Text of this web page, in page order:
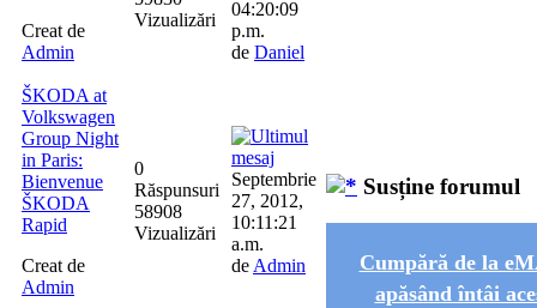
Creat de
Admin
Vizualizări
04:20:09
p.m.
de Daniel
ŠKODA at
Volkswagen
Group Night
in Paris:
Bienvenue
ŠKODA
Rapid
Creat de
Admin
0
Răspunsuri
58908
Vizualizări
Septembrie
27, 2012,
10:11:21
a.m.
de Admin
Susține forumul
Cumpără de la
apăsând întâi